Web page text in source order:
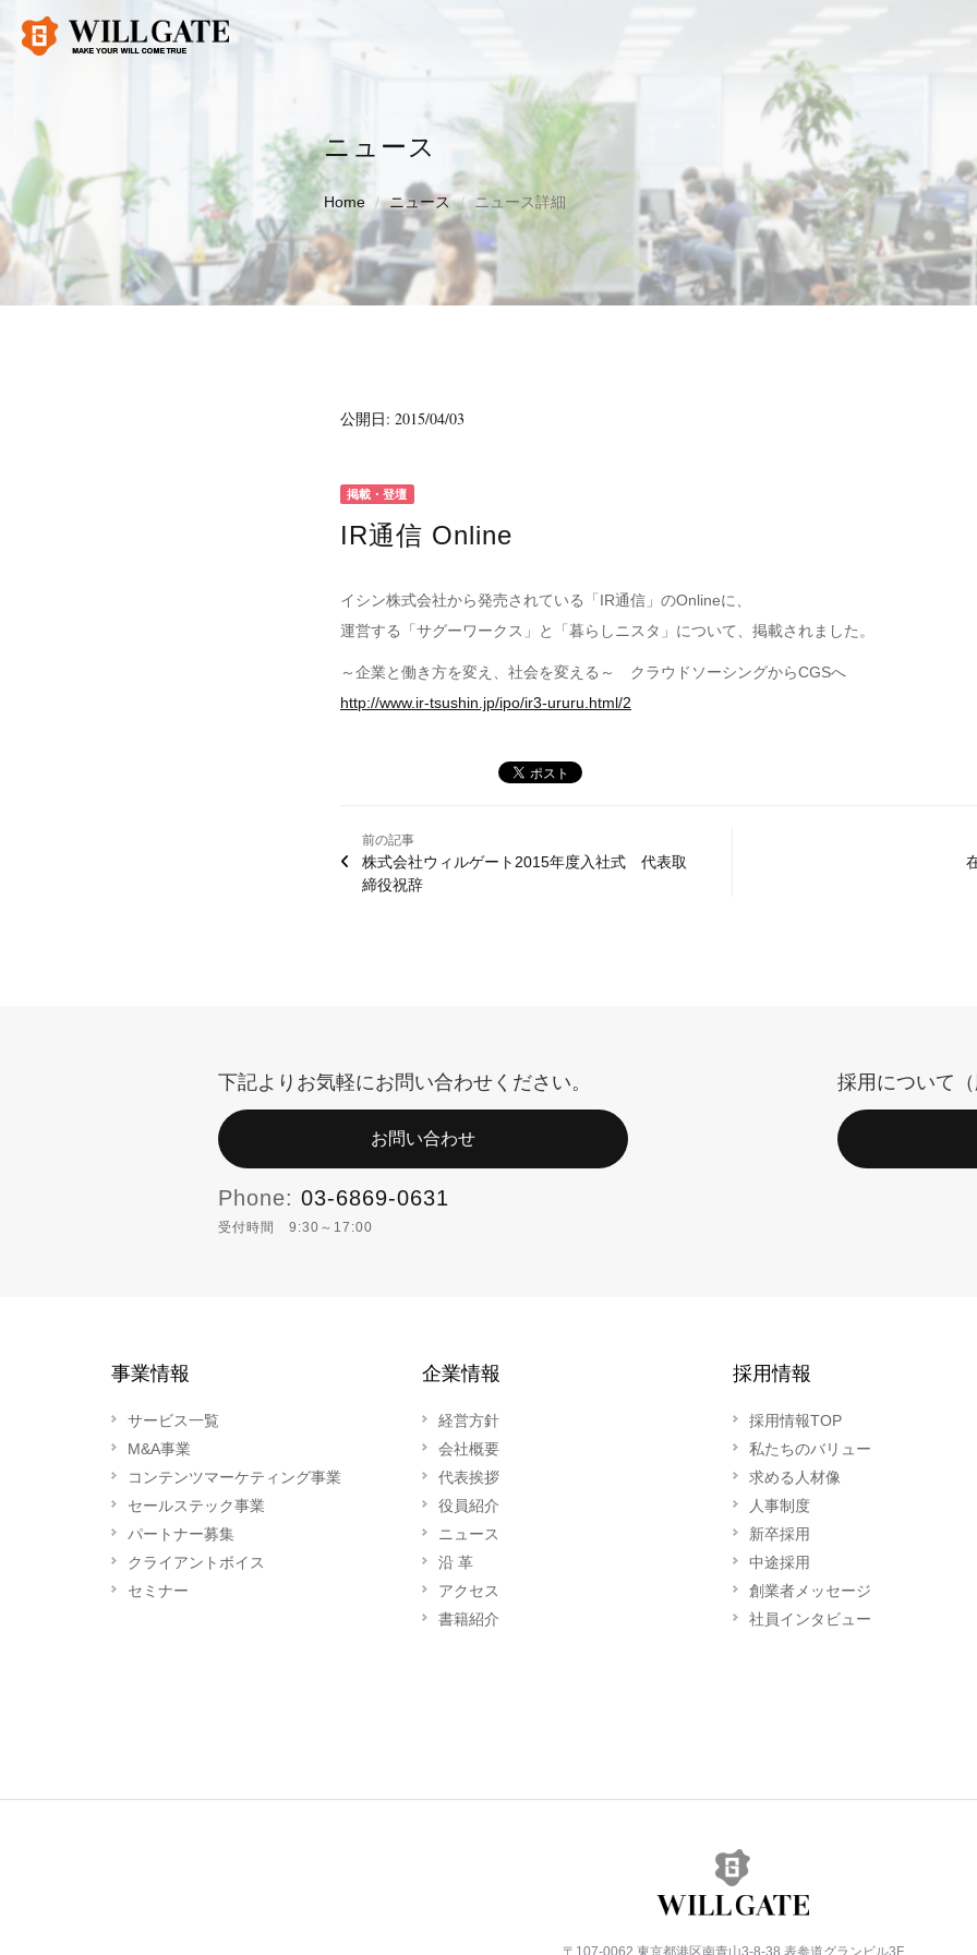
ニュース
Home ニュース ニュース詳細
公開日: 2015/04/03
掲載・登壇
IR通信 Online
イシン株式会社から発売されている「IR通信」のOnlineに、
運営する「サグーワークス」と「暮らしニスタ」について、掲載されました。
～企業と働き方を変え、社会を変える～ クラウドソーシングからCGSへ
http://www.ir-tsushin.jp/ipo/ir3-ururu.html/2
前の記事
株式会社ウィルゲート2015年度入社式 代表取
締役祝辞
下記よりお気軽にお問い合わせください。
お問い合わせ
Phone: 03-6869-0631
受付時間 9:30～17:00
採用について（
事業情報
サービス一覧
M&A事業
コンテンツマーケティング事業
セールステック事業
パートナー募集
クライアントボイス
セミナー
企業情報
経営方針
会社概要
代表挨拶
役員紹介
ニュース
沿 革
アクセス
書籍紹介
採用情報
採用情報TOP
私たちのバリュー
求める人材像
人事制度
新卒採用
中途採用
創業者メッセージ
社員インタビュー
〒107-0062 東京都港区南青山3-8-38 表参道グランビル3F